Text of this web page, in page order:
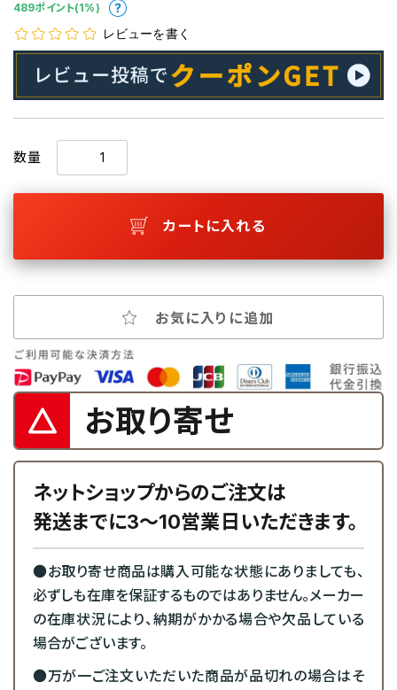
489ポイント(1%)
レビューを書く
数量
カートに入れる
お気に入りに追加
お取り寄せ
ネットショップからのご注文は
発送までに3～10営業日いただきます。
●お取り寄せ商品は購入可能な状態にありましても、
必ずしも在庫を保証するものではありません。メーカー
の在庫状況により、納期がかかる場合や欠品している
場合がございます。
●万が一ご注文いただいた商品が品切れの場合はそ